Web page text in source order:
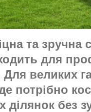
та зручна
для
великих
потрібно
ділянок без